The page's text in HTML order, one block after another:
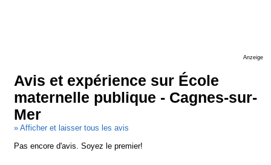
Anzeige
Avis et expérience sur École
maternelle publique - Cagnes-sur-
Mer
» Afficher et laisser tous les avis
Pas encore d'avis. Soyez le premier!